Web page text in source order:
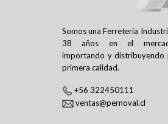
Somos una Ferretería
38 años en el
importando y distribuyendo
primera calidad.
+56 322450111
ventas@pernoval.cl